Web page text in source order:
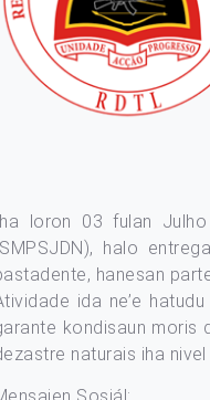
loron 03 fulan Julho
halo
hanesan
ida ne’e
kondisaun moris
naturais iha nivel
Sosiál: